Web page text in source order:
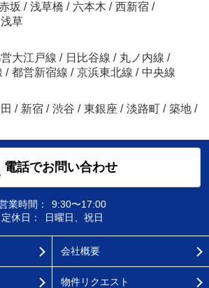
坂 / 浅草橋 / 六本木 / 西新宿 /
浅草
大江戸線 / 日比谷線 / 丸ノ内線 /
/ 都営新宿線 / 京浜東北線 / 中央線
/ 新宿 / 渋谷 / 東銀座 / 淡路町 / 築地 /
電話でお問い合わせ
業時間：
9:30〜17:00
定休日：
日曜日、祝日
会社概要
物件リクエスト